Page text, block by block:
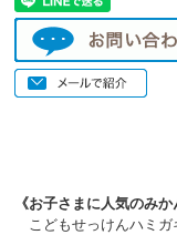
《お子さまに人気のみか
こどもせっけんハミ